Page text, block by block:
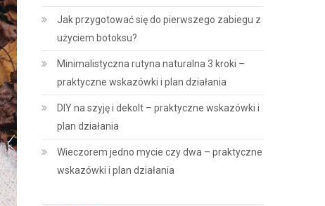
Jak przygotować się do pierwszego zabiegu z
użyciem botoksu?
Minimalistyczna rutyna naturalna 3 kroki –
praktyczne wskazówki i plan działania
DIY na szyję i dekolt – praktyczne wskazówki i
plan działania
Wieczorem jedno mycie czy dwa – praktyczne
wskazówki i plan działania